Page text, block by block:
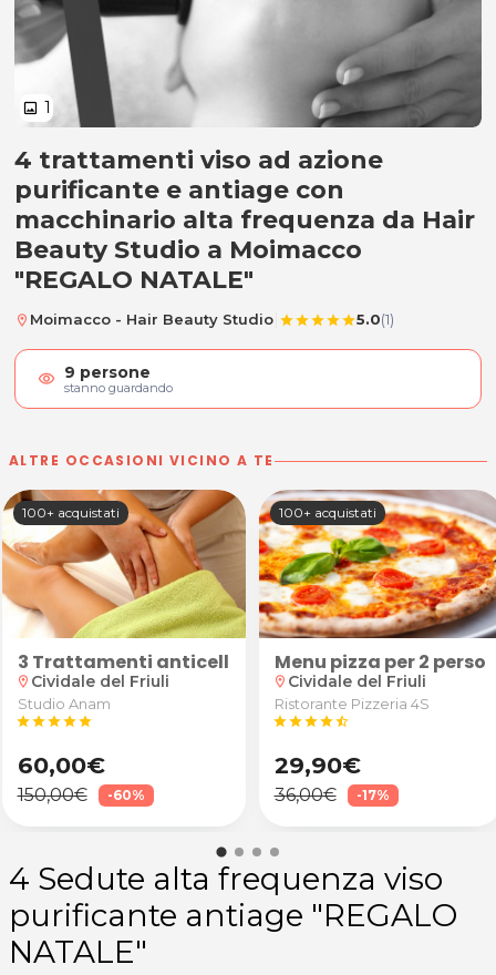
image 1
4 Sedute alta frequenza viso
4 trattamenti viso ad azione
purificante e antiage con
macchinario alta frequenza da Hair
Beauty Studio a Moimacco
"REGALO NATALE"
location_on Moimacco - Hair Beauty Studio starstarstarstarstar5.0(1)
visibility 9 persone
stanno guardando
ALTRE OCCASIONI VICINO A TE
della medicina tradizionale cinese presso
100+ acquistati
3 Trattamenti anticellulite gambe e glutei
location_on Cividale del Friuli
Studio Anam
starstarstarstarstar
60,00€
150,00€ -60%
100+ acquistati
Menu pizza per 2
location_on Cividale del Friuli
Ristorante Pizzeria 4S
starstarstarstarstar_half
29,90€
36,00€ -17%
4 Sedute alta frequenza viso
purificante antiage "REGALO
NATALE"